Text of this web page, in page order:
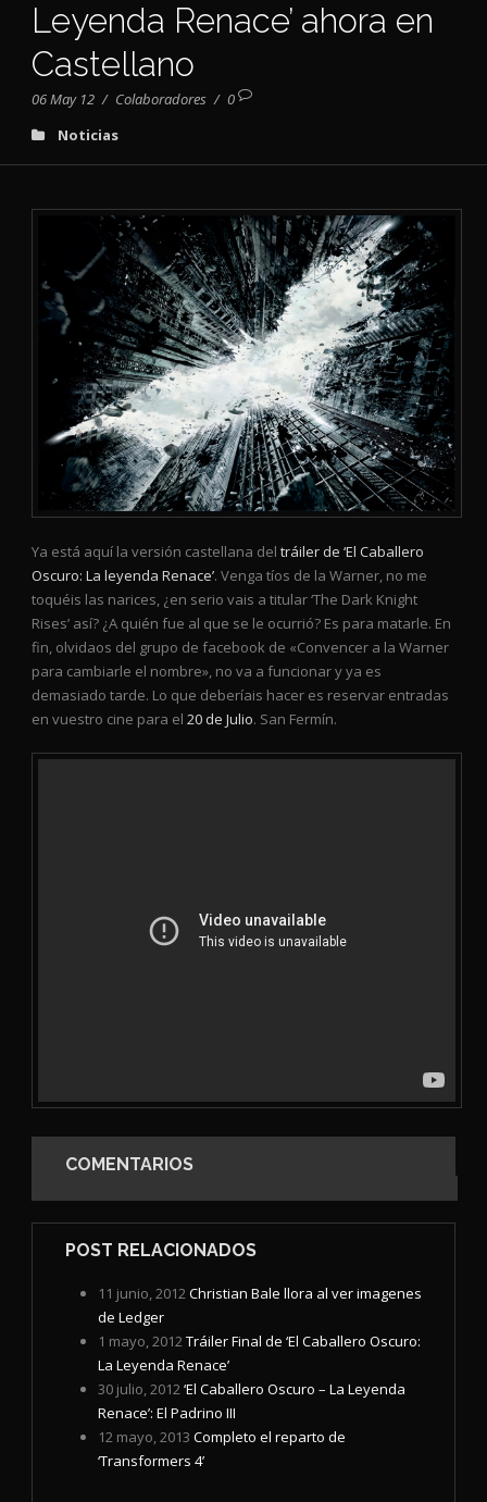
Leyenda Renace’ ahora en
Castellano
06 May 12 / Colaboradores / 0
Noticias
Ya está aquí la versión castellana del tráiler de ‘El Caballero
Oscuro: La leyenda Renace’. Venga tíos de la Warner, no me
toquéis las narices, ¿en serio vais a titular ‘The Dark Knight
Rises’ así? ¿A quién fue al que se le ocurrió? Es para matarle. En
fin, olvidaos del grupo de facebook de «Convencer a la Warner
para cambiarle el nombre», no va a funcionar y ya es
demasiado tarde. Lo que deberíais hacer es reservar entradas
en vuestro cine para el 20 de Julio. San Fermín.
COMENTARIOS
POST RELACIONADOS
11 junio, 2012Christian Bale llora al ver imagenes
de Ledger
1 mayo, 2012Tráiler Final de ‘El Caballero Oscuro:
La Leyenda Renace’
30 julio, 2012‘El Caballero Oscuro – La Leyenda
Renace’: El Padrino III
12 mayo, 2013 Completo el reparto de
‘Transformers 4’